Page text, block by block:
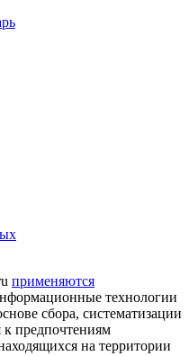
применяются
технологии
сбора, систематизации
к предпочтениям
на территории